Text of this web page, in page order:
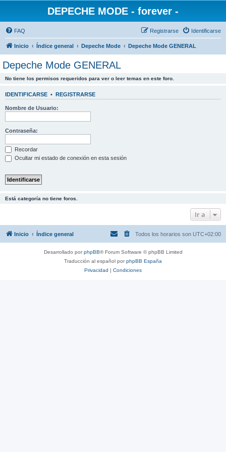
DEPECHE MODE - forever -
FAQ Identificarse
Registrarse
Inicio Índice general Depeche Mode Depeche Mode GENERAL
Depeche Mode GENERAL
No tiene los permisos requeridos para ver o leer temas en este foro.
IDENTIFICARSE • REGISTRARSE
Nombre de Usuario:
Contraseña:
Recordar
Ocultar mi estado de conexión en esta sesión
Está categoría no tiene foros.
Ir a
Inicio Índice general Todos los horarios son UTC+02:00
Desarrollado porphpBB® Forum Software © phpBB Limited
Traducción al español porphpBB España
Privacidad | Condiciones